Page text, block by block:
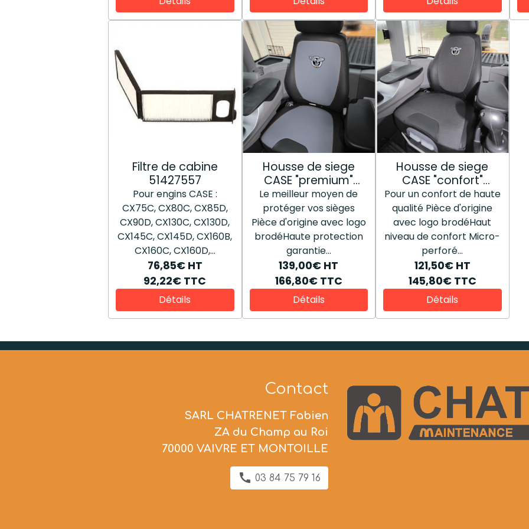
Filtre de cabine
51427557
Pour engins CASE :
CX75C, CX80C, CX85D,
CX90D, CX130C, CX130D,
CX145C, CX145D, CX160B,
CX160C, CX160D,...
76,85€ HT
92,22€ TTC
Détails
Housse de siege
CASE "premium"
48196810
Le meilleur moyen de
protéger vos sièges
Pièce d'origine avec logo
brodéHaute protection
garantie...
139,00€ HT
166,80€ TTC
Détails
Housse de siege
CASE "confort"
48196829
Pour un confort de haute
qualité Pièce d'origine
avec logo brodéHaut
niveau de confort Micro-
perforé...
121,50€ HT
145,80€ TTC
Détails
Contact
SARL CHATRENET Fabien
ZA du Champ au Roi
70000 VAIVRE ET MONTOILLE
03 84 75 79 16